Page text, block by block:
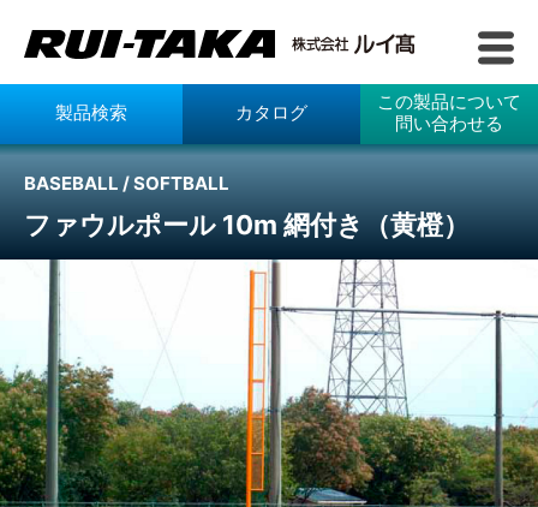
製品検索 カタログ
この製品について
問い合わせる
ファウルポール 10m 網付き（黄橙）
BASEBALL / SOFTBALL